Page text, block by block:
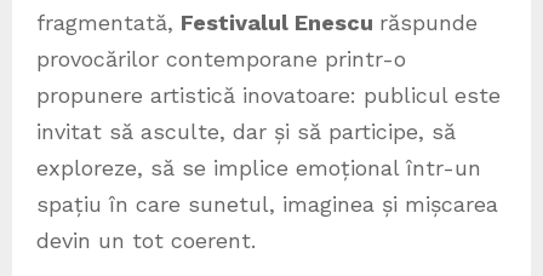
fragmentată, Festivalul Enescu răspunde
provocărilor contemporane printr-o
propunere artistică inovatoare: publicul este
invitat să asculte, dar și să participe, să
exploreze, să se implice emoțional într-un
spațiu în care sunetul, imaginea și mișcarea
devin un tot coerent.